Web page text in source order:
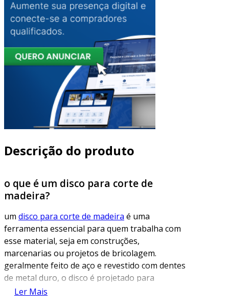
Descrição do produto
o que é um disco para corte de
madeira?
um disco para corte de madeira é uma
ferramenta essencial para quem trabalha com
esse material, seja em construções,
marcenarias ou projetos de bricolagem.
geralmente feito de aço e revestido com dentes
de metal duro, o disco é projetado para
proporcionar cortes precisos e eficientes em
Ler Mais